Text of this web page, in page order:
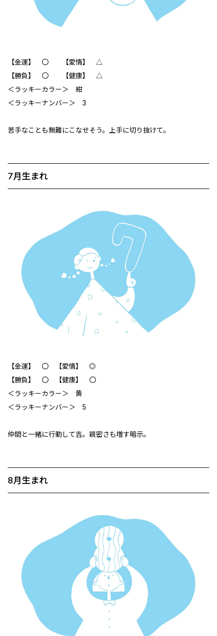
【金運】 〇 【愛情】 △
【勝負】 〇 【健康】 △
＜ラッキーカラー＞ 紺
＜ラッキーナンバー＞ 3
苦手なことも無難にこなせそう。上手に切り抜けて。
7月生まれ
【金運】 〇 【愛情】 ◎
【勝負】 〇 【健康】 〇
＜ラッキーカラー＞ 黄
＜ラッキーナンバー＞ 5
仲間と一緒に行動して吉。親密さも増す暗示。
8月生まれ